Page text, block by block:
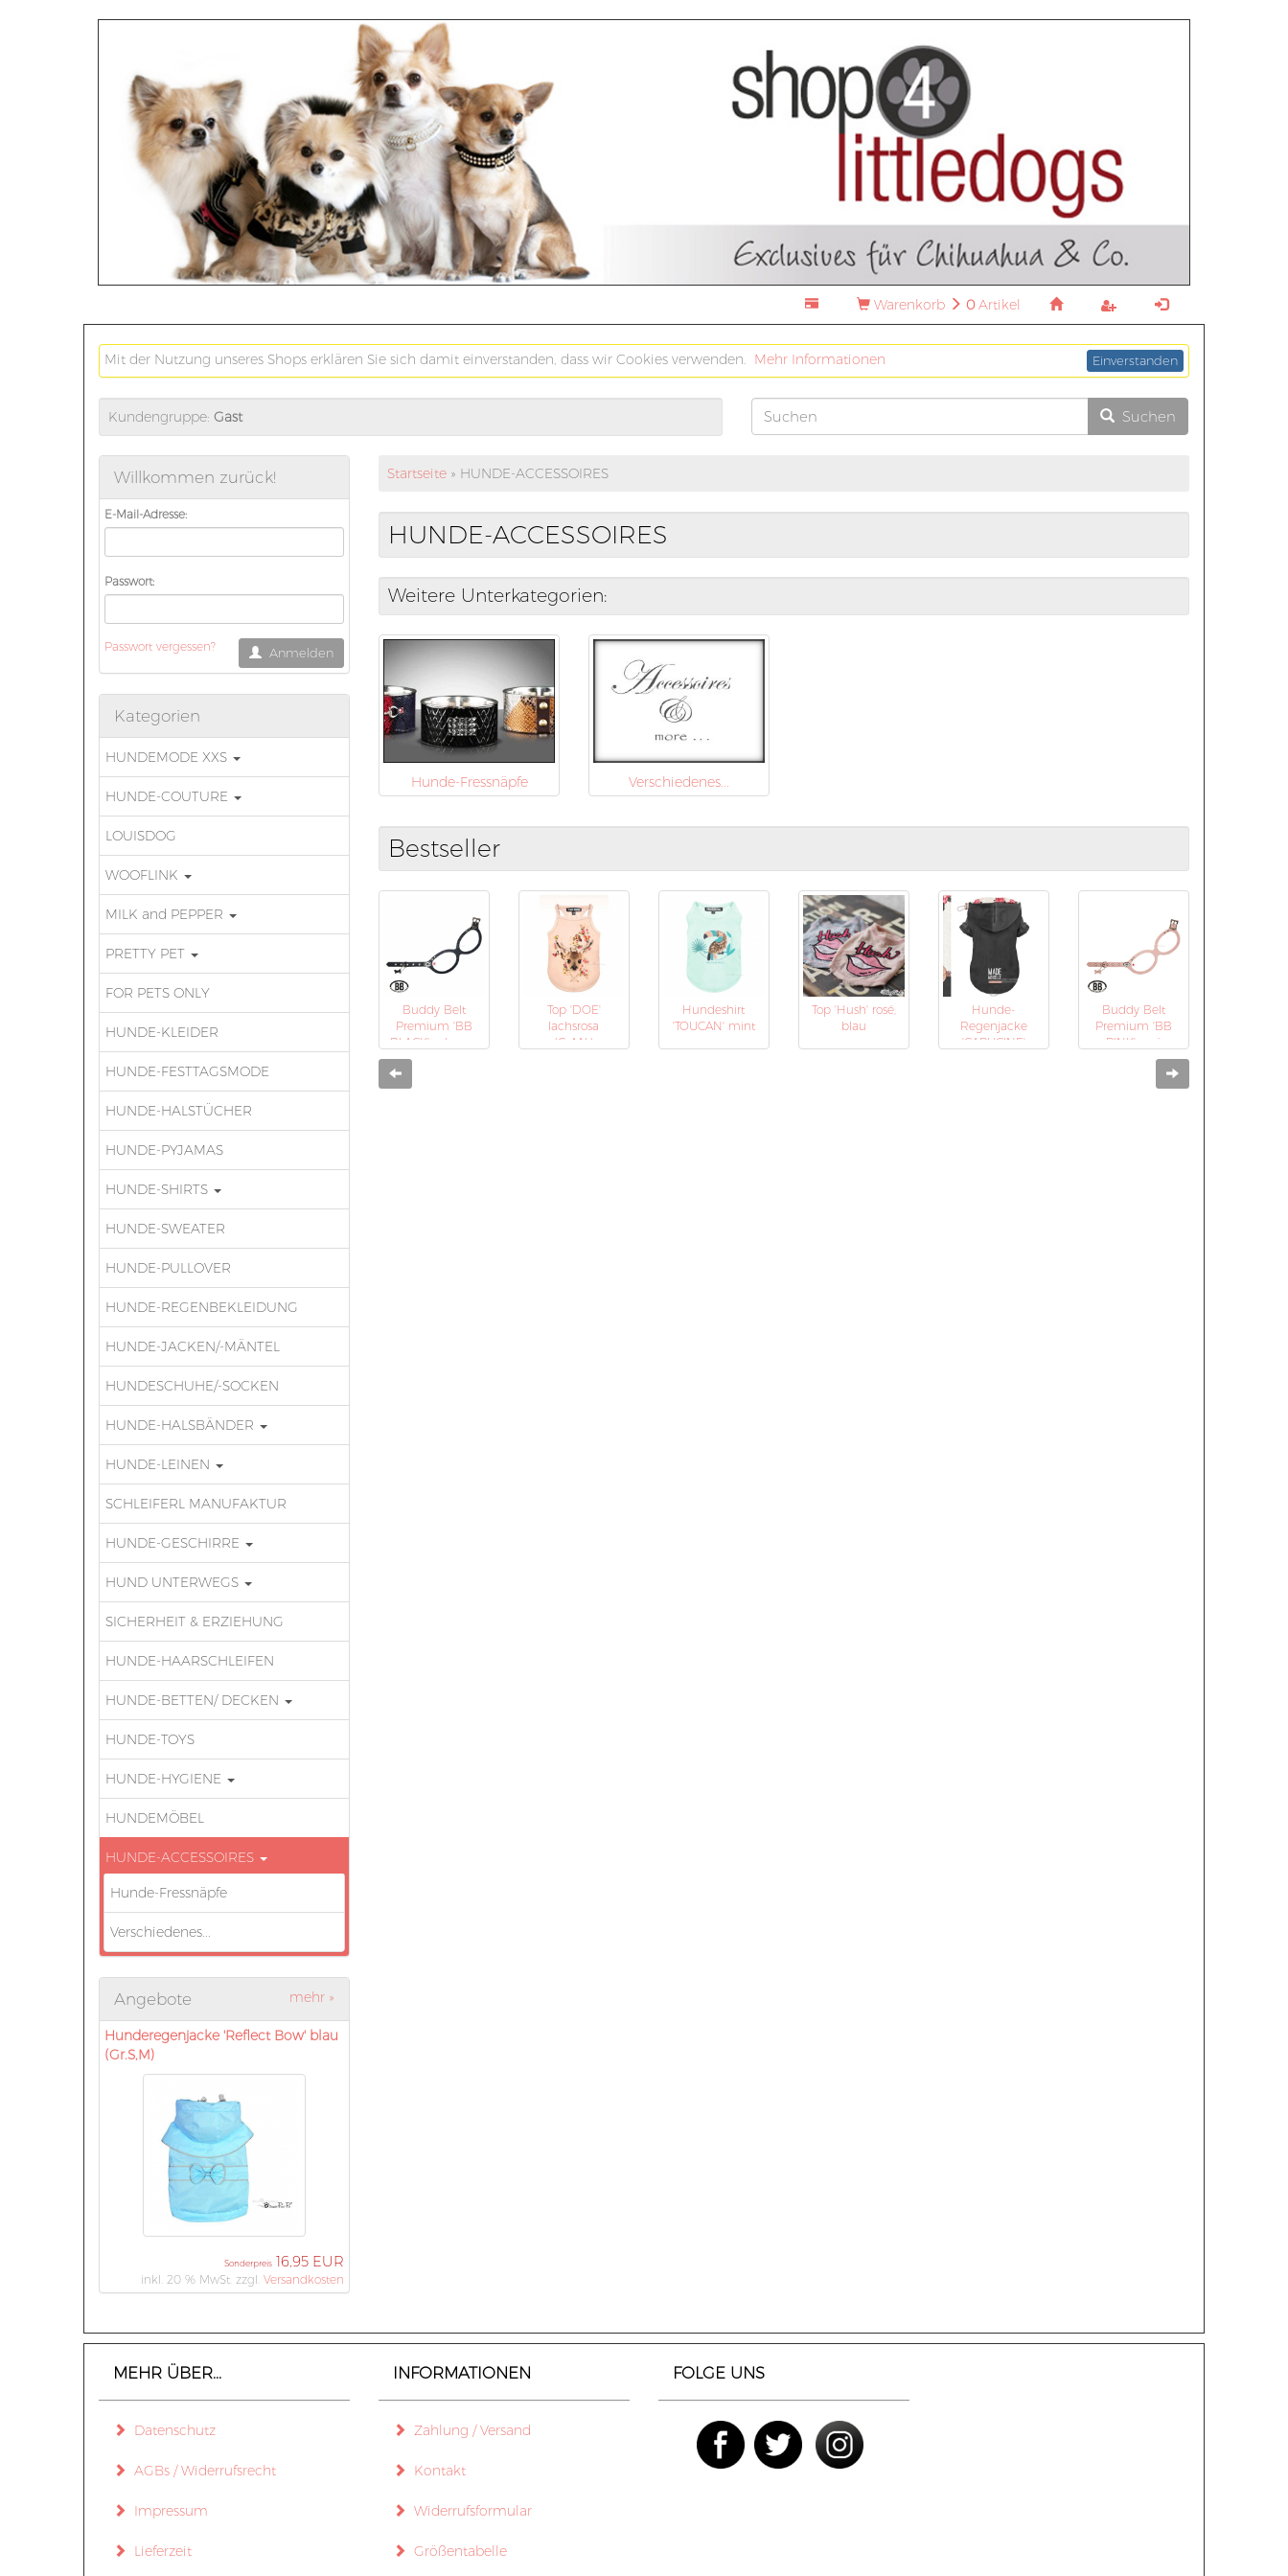
Warenkorb 0 Artikel
Mit der Nutzung unseres Shops erklären Sie sich damit einverstanden, dass wir Cookies verwenden. Mehr Informationen Einverstanden
Kundengruppe: Gast Suchen
Willkommen zurück!
E-Mail-Adresse:
Passwort:
Passwort vergessen? Anmelden
Kategorien
HUNDEMODE XXS
HUNDE-COUTURE
LOUISDOG
WOOFLINK
MILK and PEPPER
PRETTY PET
FOR PETS ONLY
HUNDE-KLEIDER
HUNDE-FESTTAGSMODE
HUNDE-HALSTÜCHER
HUNDE-PYJAMAS
HUNDE-SHIRTS
HUNDE-SWEATER
HUNDE-PULLOVER
HUNDE-REGENBEKLEIDUNG
HUNDE-JACKEN/-MÄNTEL
HUNDESCHUHE/-SOCKEN
HUNDE-HALSBÄNDER
HUNDE-LEINEN
SCHLEIFERL MANUFAKTUR
HUNDE-GESCHIRRE
HUND UNTERWEGS
SICHERHEIT & ERZIEHUNG
HUNDE-HAARSCHLEIFEN
HUNDE-BETTEN/ DECKEN
HUNDE-TOYS
HUNDE-HYGIENE
HUNDEMÖBEL
HUNDE-ACCESSOIRES
Hunde-Fressnäpfe
Verschiedenes...
Angebote mehr »
Hunderegenjacke 'Reflect Bow' blau
(Gr.S,M)
Sonderpreis 16,95 EUR
inkl. 20 % MwSt. zzgl. Versandkosten
Startseite » HUNDE-ACCESSOIRES
HUNDE-ACCESSOIRES
Weitere Unterkategorien:
Hunde-Fressnäpfe Verschiedenes...
Bestseller
Buddy Belt
Premium 'BB
BLACK' schwarz
Top 'DOE'
lachsrosa
(Gr.M,L)
Hundeshirt
'TOUCAN' mint
Top 'Hush' rosé,
blau
Hunde-
Regenjacke
'CAPUCINE'
Buddy Belt
Premium 'BB
PINK' rosé
Zurück Weiter
MEHR ÜBER...
Datenschutz
AGBs / Widerrufsrecht
Impressum
Lieferzeit
INFORMATIONEN
Zahlung / Versand
Kontakt
Widerrufsformular
Größentabelle
FOLGE UNS